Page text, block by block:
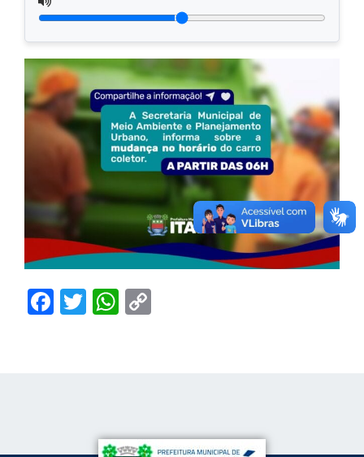
Facebook
TwitterWhatsApp